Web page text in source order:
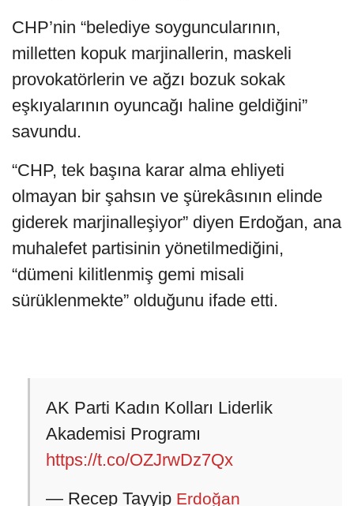
CHP’nin “belediye soyguncularının,
milletten kopuk marjinallerin, maskeli
provokatörlerin ve ağzı bozuk sokak
eşkıyalarının oyuncağı haline geldiğini”
savundu.
“CHP, tek başına karar alma ehliyeti
olmayan bir şahsın ve şürekâsının elinde
giderek marjinalleşiyor” diyen Erdoğan, ana
muhalefet partisinin yönetilmediğini,
“dümeni kilitlenmiş gemi misali
sürüklenmekte” olduğunu ifade etti.
AK Parti Kadın Kolları Liderlik
Akademisi Programı
https://t.co/OZJrwDz7Qx
— Recep Tayyip Erdoğan